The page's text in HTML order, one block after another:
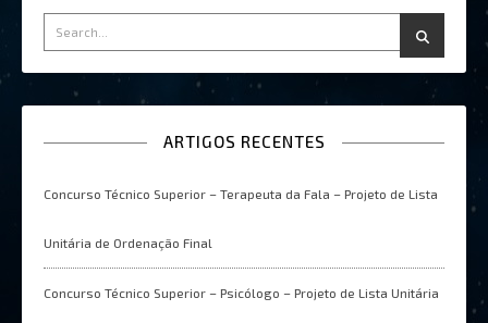
ARTIGOS RECENTES
Concurso Técnico Superior – Terapeuta da Fala – Projeto de Lista
Unitária de Ordenação Final
Concurso Técnico Superior – Psicólogo – Projeto de Lista Unitária